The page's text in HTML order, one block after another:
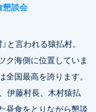
懇談会
と言われる猿払村。
ク海側に位置していま
国最高を誇ります。
伊藤村長、木村猿払
昼食をとりながら懇談